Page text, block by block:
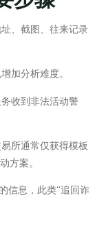
、截图、往来记录
加分析难度。
收到非法活动警
所通常仅获得模板
方案。
信息，此类“追回诈